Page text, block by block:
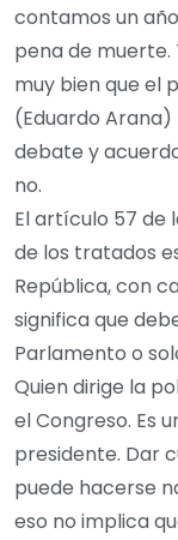
contamos un
pena de muerte.
muy bien que el
(Eduardo
debate y
no.
El artículo 57 de
de los tratados
República, con
significa que
Parlamento o
Quien dirige la
el Congreso. Es
presidente. Dar
puede hacerse
eso no implica